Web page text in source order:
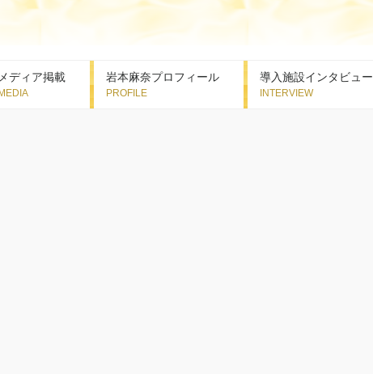
メディア掲載 岩本麻奈プロフィール 導入施設インタビュー